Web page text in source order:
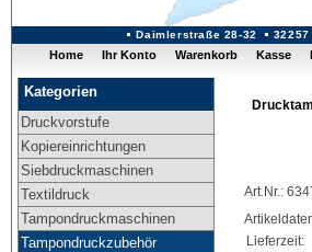
Daimlerstraße 28-32 32257
Home Ihr Konto Warenkorb Kasse
Kategorien
Druckvorstufe
Kopiereinrichtungen
Siebdruckmaschinen
Textildruck
Tampondruckmaschinen
Tampondruckzubehör
Art.Nr.:
Lieferzeit: